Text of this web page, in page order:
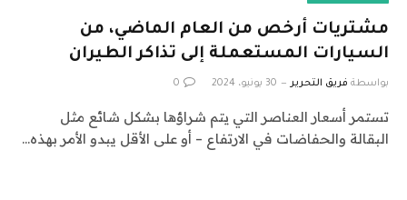
مشتريات أرخص من العام الماضي، من
السيارات المستعملة إلى تذاكر الطيران
بواسطة فريق التحرير 30 يونيو، 2024 0
تستمر أسعار العناصر التي يتم شراؤها بشكل شائع مثل
البقالة والحفاضات في الارتفاع – أو على الأقل يبدو الأمر بهذه…